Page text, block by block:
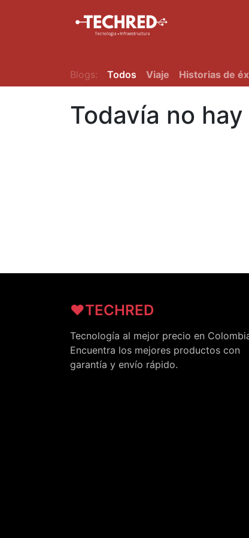
Blogs: Todos Viaje Historias de
Todavía no
❤️TECHRED
Tecnología al mejor precio en
Encuentra los mejores productos con
garantía y envío rápido.